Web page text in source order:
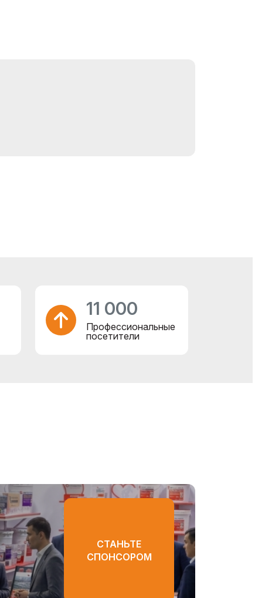
11 000
Профессиональные
посетители
СТАНЬТЕ
СПОНСОРОМ